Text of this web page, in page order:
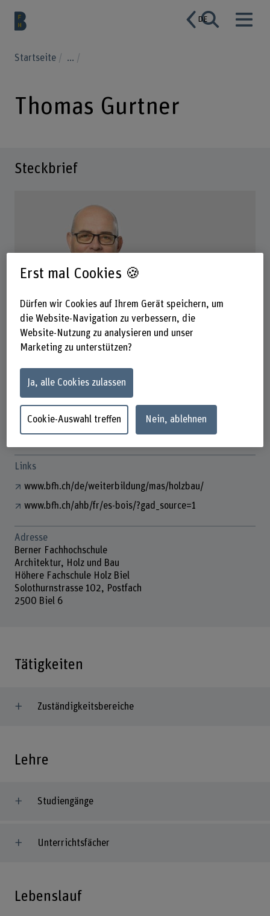
DE
Startseite ...
Thomas Gurtner
Steckbrief
Thomas Gurtner
Dozent
Kontakt
+41 32 344 03 92
E-Mail anzeigen
www.bfh.ch/de/thomas-gurtner
Links
www.bfh.ch/de/weiterbildung/mas/holzbau/
www.bfh.ch/ahb/fr/es-bois/?gad_source=1
Adresse
Berner Fachhochschule
Architektur, Holz und Bau
Höhere Fachschule Holz Biel
Solothurnstrasse 102, Postfach
2500 Biel 6
Tätigkeiten
Zuständigkeitsbereiche
Lehre
Studiengänge
Unterrichtsfächer
Lebenslauf
Erst mal Cookies 🍪
Dürfen wir Cookies auf Ihrem Gerät speichern, um
die Website-Navigation zu verbessern, die
Website-Nutzung zu analysieren und unser
Marketing zu unterstützen?
Ja, alle Cookies zulassen
Cookie-Auswahl treffen Nein, ablehnen